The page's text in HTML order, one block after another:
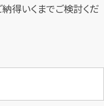
納得いくまでご検討くだ